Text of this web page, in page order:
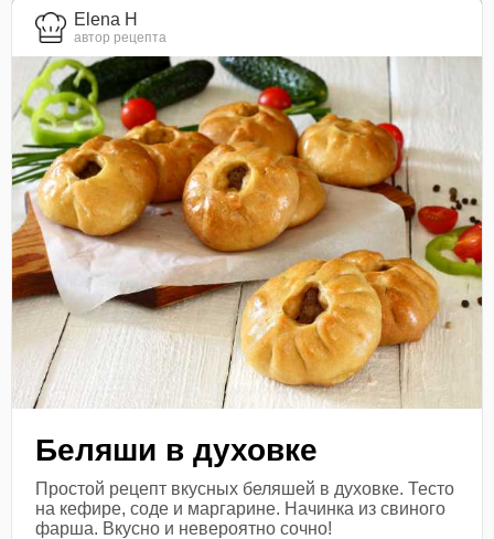
Elena H
автор рецепта
Беляши в духовке
Простой рецепт вкусных беляшей в духовке. Тесто
на кефире, соде и маргарине. Начинка из свиного
фарша. Вкусно и невероятно сочно!